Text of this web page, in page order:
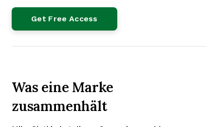
Was eine Marke
zusammenhält